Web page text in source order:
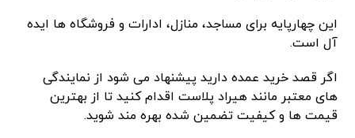
این چهارپایه برای مساجد، منازل، ادارات و فروشگاه ها ایده
آل است.
اگر قصد خرید عمده دارید پیشنهاد می شود از نمایندگی
های معتبر مانند هیراد پلاست اقدام کنید تا از بهترین
قیمت ها و کیفیت تضمین شده بهره مند شوید.